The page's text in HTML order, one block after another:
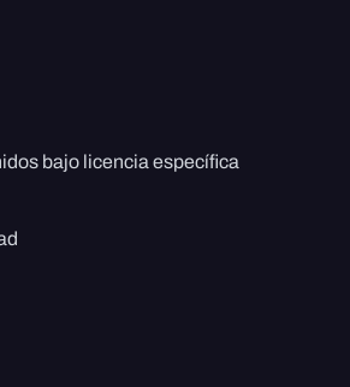
bajo licencia específica